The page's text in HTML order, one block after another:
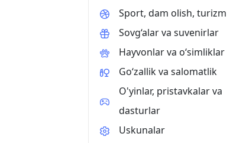
Sport, dam olish, turizm
Sovg‘alar va suvenirlar
Hayvonlar va o‘simliklar
Go‘zallik va salomatlik
O'yinlar, pristavkalar va
dasturlar
Uskunalar